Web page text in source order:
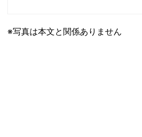
※写真は本文と関係ありません